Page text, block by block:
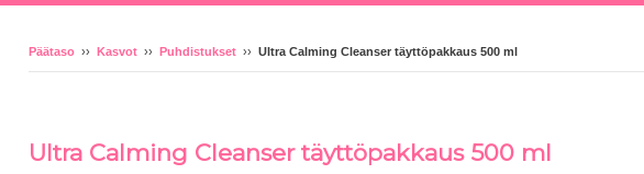
Päätaso ›› Kasvot ›› Puhdistukset ›› Ultra Calming Cleanser täyttöpakkaus 500 ml
Ultra Calming Cleanser täyttöpakkaus 500 ml